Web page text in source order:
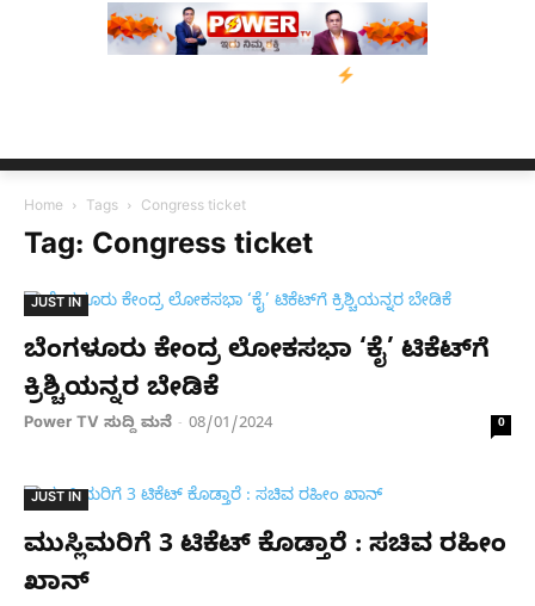
ಬೀರೇನ್ ಸಿಂಗ್ ಅವರ
Home Tags Congress ticket
Tag: Congress ticket
JUST IN
ಬೆಂಗಳೂರು ಕೇಂದ್ರ ಲೋಕಸಭಾ ‘ಕೈ’ ಟಿಕೆಟ್​ಗೆ
ಕ್ರಿಶ್ಚಿಯನ್ನರ ಬೇಡಿಕೆ
Power TV ಸುದ್ದಿ ಮನೆ - 08/01/2024 0
JUST IN
ಮುಸ್ಲಿಮರಿಗೆ 3 ಟಿಕೆಟ್ ಕೊಡ್ತಾರೆ : ಸಚಿವ ರಹೀಂ
ಖಾನ್